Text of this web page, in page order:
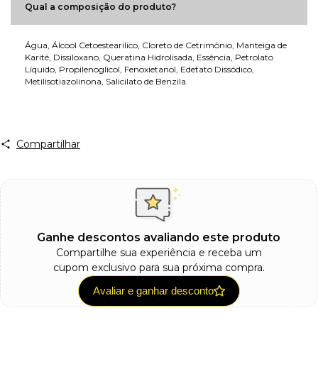
Qual a composição do produto?
Água, Álcool Cetoestearílico, Cloreto de Cetrimônio, Manteiga de
Karité, Dissiloxano, Queratina Hidrolisada, Essência, Petrolato
Líquido, Propilenoglicol, Fenoxietanol, Edetato Dissódico,
Metilisotiazolinona, Salicilato de Benzila.
Compartilhar
Ganhe descontos avaliando este produto
Compartilhe sua experiência e receba um
cupom exclusivo para sua próxima compra.
Avaliar e ganhar desconto